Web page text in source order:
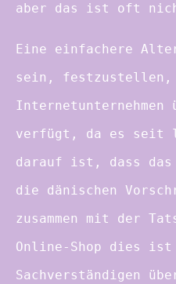
aber das ist oft
Eine einfachere
sein, festzustellen,
Internetunternehmen
verfügt, da es seit
darauf ist, dass das
die dänischen
zusammen mit der
Online-Shop dies ist
Sachverständigen